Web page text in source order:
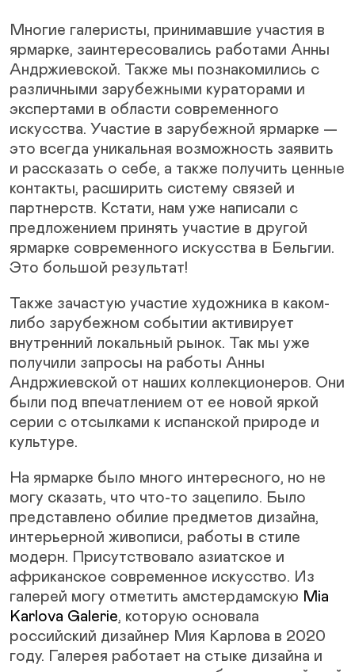
Многие галеристы, принимавшие участия в
ярмарке, заинтересовались работами Анны
Андржиевской. Также мы познакомились с
различными зарубежными кураторами и
экспертами в области современного
искусства. Участие в зарубежной ярмарке —
это всегда уникальная возможность заявить
и рассказать о себе, а также получить ценные
контакты, расширить систему связей и
партнерств. Кстати, нам уже написали с
предложением принять участие в другой
ярмарке современного искусства в Бельгии.
Это большой результат!
Также зачастую участие художника в каком-
либо зарубежном событии активирует
внутренний локальный рынок. Так мы уже
получили запросы на работы Анны
Андржиевской от наших коллекционеров. Они
были под впечатлением от ее новой яркой
серии с отсылками к испанской природе и
культуре.
На ярмарке было много интересного, но не
могу сказать, что что-то зацепило. Было
представлено обилие предметов дизайна,
интерьерной живописи, работы в стиле
модерн. Присутствовало азиатское и
африканское современное искусство. Из
галерей могу отметить амстердамскую Mia
Karlova Galerie, которую основала
российский дизайнер Мия Карлова в 2020
году. Галерея работает на стыке дизайна и